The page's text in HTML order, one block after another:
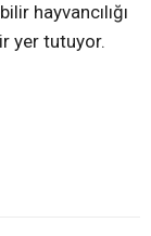
hayvancılığı
yer tutuyor.